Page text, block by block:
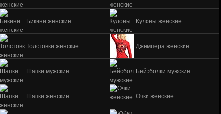
Бикини женские Кулоны женские
Толстовки женские Джемпера женские
Шапки мужские Бейсболки мужские
Шапки женские Очки женские